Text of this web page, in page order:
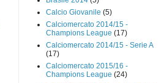
Calcio Giovanile (5)
Calciomercato 2014/15 -
Champions League (17)
Calciomercato 2014/15 - Serie A
(17)
Calciomercato 2015/16 -
Champions League (24)